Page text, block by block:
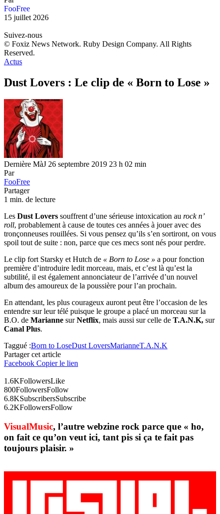
FooFree
15 juillet 2026
Suivez-nous
© Foxiz News Network. Ruby Design Company. All Rights
Reserved.
Actus
Dust Lovers : Le clip de « Born to Lose »
Dernière MàJ 26 septembre 2019 23 h 02 min
Par
FooFree
Partager
1 min. de lecture
Les Dust Lovers souffrent d’une sérieuse intoxication au rock n’
roll, probablement à cause de toutes ces années à jouer avec des
tronçonneuses rouillées. Si vous pensez qu’ils s’en sortiront, on vous
spoil tout de suite : non, parce que ces mecs sont nés pour perdre.
Le clip fort Starsky et Hutch de « Born to Lose » a pour fonction
première d’introduire ledit morceau, mais, et c’est là qu’est la
subtilité, il est également annonciateur de l’arrivée d’un nouvel
album des amoureux de la poussière pour l’an prochain.
En attendant, les plus courageux auront peut être l’occasion de les
entendre sur leur télé puisque le groupe a placé un morceau sur la
B.O. de Marianne surNetflix, mais aussi sur celle de T.A.N.K, sur
Canal Plus.
Taggué :Born to LoseDust LoversMarianneT.A.N.K
Partager cet article
Facebook Copier le lien
1.6KFollowersLike
800FollowersFollow
6.8KSubscribersSubscribe
6.2KFollowersFollow
VisualMusic, l’autre webzine rock parce que « ho,
on fait ce qu’on veut ici, tant pis si ça te fait pas
toujours plaisir. »